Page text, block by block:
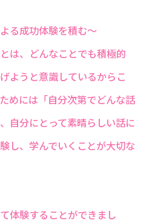
る成功体験を積む～
は、どんなことでも積極的
ようと意識しているからこ
めには「自分次第でどんな話
自分にとって素晴らしい話に
し、学んでいくことが大切な
体験することができまし